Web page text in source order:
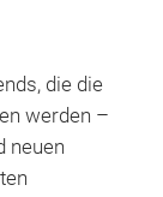
die die
werden –
neuen